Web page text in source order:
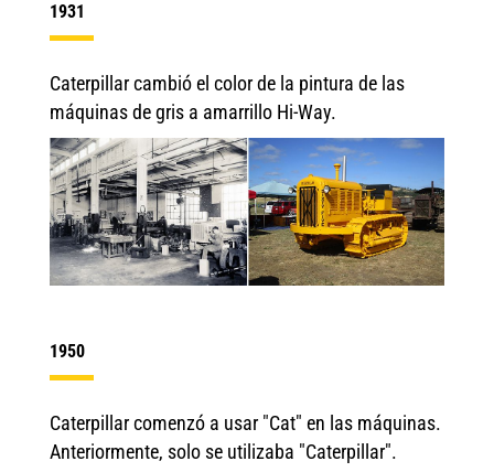
1931
Caterpillar cambió el color de la pintura de las
máquinas de gris a amarrillo Hi-Way.
1950
Caterpillar comenzó a usar "Cat" en las máquinas.
Anteriormente, solo se utilizaba "Caterpillar".